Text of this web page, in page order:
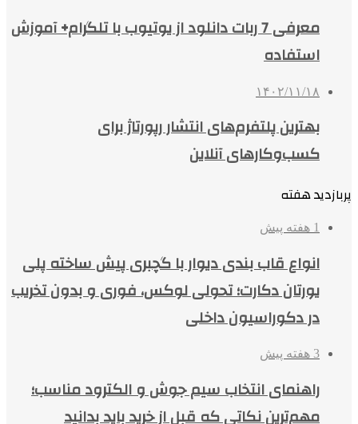
معرفی 7 ربات دانلود از یوتیوب با تلگرام+ آموزش
استفاده
۱۴۰۲/۱۱/۱۸
بهترین پلتفرم‌های انتشار رپورتاژ برای
کسب‌وکارهای آنلاین
پربازدید هفته
1 هفته پیش
انواع قاب بندی دیوار با گچبری پیش ساخته پلی
یورتان دکارت؛ تحولی لوکس، فوری و بدون تخریب
در دکوراسیون داخلی
3 هفته پیش
راهنمای انتخاب سیم جوش و الکترود مناسب؛
مهم‌ترین نکاتی که قبل از خرید باید بدانید